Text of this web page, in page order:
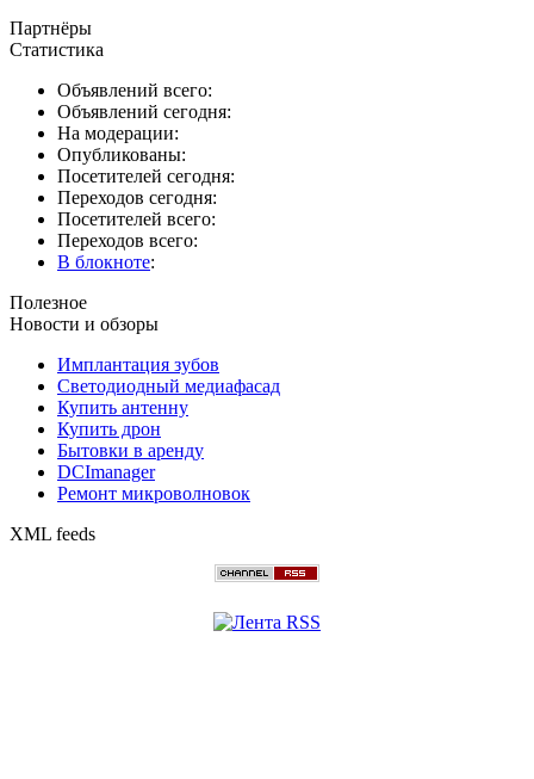
Партнёры
Статистика
Объявлений всего:
Объявлений сегодня:
На модерации:
Опубликованы:
Посетителей сегодня:
Переходов сегодня:
Посетителей всего:
Переходов всего:
В блокноте:
Полезное
Новости и обзоры
Имплантация зубов
Светодиодный медиафасад
Купить антенну
Купить дрон
Бытовки в аренду
DCImanager
Ремонт микроволновок
XML feeds